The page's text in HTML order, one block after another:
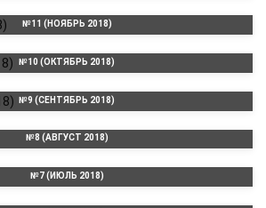
№11 (НОЯБРЬ 2018)
№10 (ОКТЯБРЬ 2018)
№9 (СЕНТЯБРЬ 2018)
№8 (АВГУСТ 2018)
№7 (ИЮЛЬ 2018)